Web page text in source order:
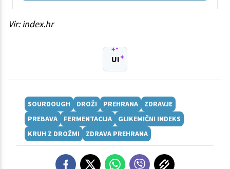
Vir: index.hr
UI
SOURDOUGH DROŽI PREHRANA
ZDRAVJE
PREBAVA
FERMENTACIJA
GLIKEMIČNI INDEKS
KRUH Z DROŽMI
ZDRAVA PREHRANA